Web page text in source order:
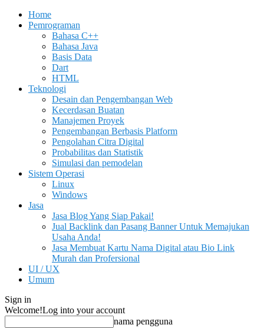
Home
Pemrograman
Bahasa C++
Bahasa Java
Basis Data
Dart
HTML
Teknologi
Desain dan Pengembangan Web
Kecerdasan Buatan
Manajemen Proyek
Pengembangan Berbasis Platform
Pengolahan Citra Digital
Probabilitas dan Statistik
Simulasi dan pemodelan
Sistem Operasi
Linux
Windows
Jasa
Jasa Blog Yang Siap Pakai!
Jual Backlink dan Pasang Banner Untuk Memajukan
Usaha Anda!
Jasa Membuat Kartu Nama Digital atau Bio Link
Murah dan Profersional
UI / UX
Umum
Sign in
Welcome!Log into your account
nama pengguna